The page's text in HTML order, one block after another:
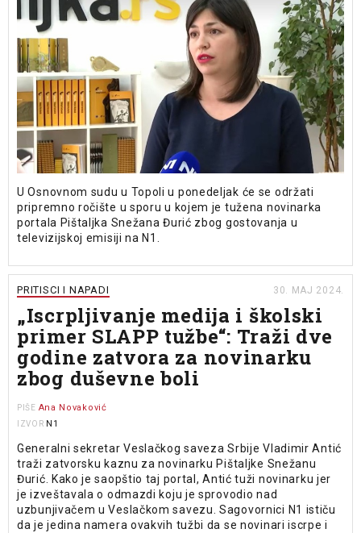
U Osnovnom sudu u Topoli u ponedeljak će se održati
pripremno ročište u sporu u kojem je tužena novinarka
portala Pištaljka Snežana Đurić zbog gostovanja u
televizijskoj emisiji na N1.
PRITISCI I NAPADI 30. MAJ 2024.
„Iscrpljivanje medija i školski
primer SLAPP tužbe“: Traži dve
godine zatvora za novinarku
zbog duševne boli
PIŠE Ana Novaković
IZVOR N1
Generalni sekretar Veslačkog saveza Srbije Vladimir Antić
traži zatvorsku kaznu za novinarku Pištaljke Snežanu
Đurić. Kako je saopštio taj portal, Antić tuži novinarku jer
je izveštavala o odmazdi koju je sprovodio nad
uzbunjivačem u Veslačkom savezu. Sagovornici N1 ističu
da je jedina namera ovakvih tužbi da se novinari iscrpe i